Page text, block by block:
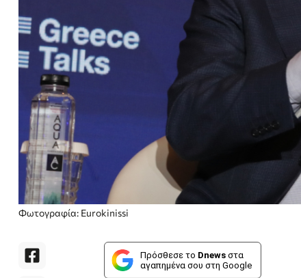
Φωτογραφία: Eurokinissi
Πρόσθεσε το Dnews στα
αγαπημένα σου στη Google